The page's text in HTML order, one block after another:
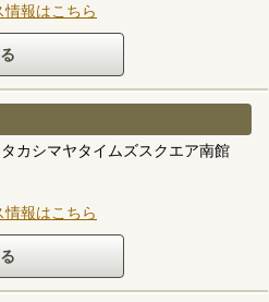
報はこちら
カシマヤタイムズスクエア南館
報はこちら